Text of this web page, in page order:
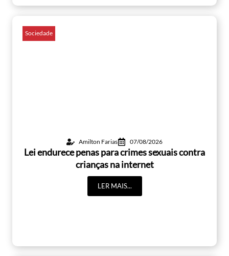
Sociedade
Amilton Farias 07/08/2026
Lei endurece penas para crimes sexuais contra
crianças na internet
LER MAIS...